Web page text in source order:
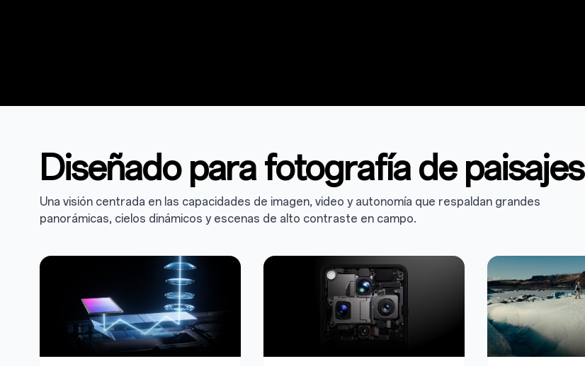
Diseñado para fotografía de paisajes
Una visión centrada en las capacidades de imagen, video y autonomía que respaldan grandes
panorámicas, cielos dinámicos y escenas de alto contraste en campo.